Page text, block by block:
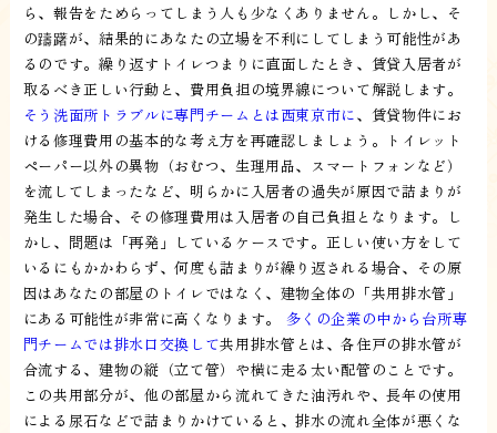
ら、報告をためらってしまう人も少なくありません。しかし、そ
の躊躇が、結果的にあなたの立場を不利にしてしまう可能性があ
るのです。繰り返すトイレつまりに直面したとき、賃貸入居者が
取るべき正しい行動と、費用負担の境界線について解説します。
そう洗面所トラブルに専門チームとは西東京市に、賃貸物件にお
ける修理費用の基本的な考え方を再確認しましょう。トイレット
ペーパー以外の異物（おむつ、生理用品、スマートフォンなど）
を流してしまったなど、明らかに入居者の過失が原因で詰まりが
発生した場合、その修理費用は入居者の自己負担となります。し
かし、問題は「再発」しているケースです。正しい使い方をして
いるにもかかわらず、何度も詰まりが繰り返される場合、その原
因はあなたの部屋のトイレではなく、建物全体の「共用排水管」
にある可能性が非常に高くなります。
多くの企業の中から台所専
門チームでは排水口交換して共用排水管とは、各住戸の排水管が
合流する、建物の縦（立て管）や横に走る太い配管のことです。
この共用部分が、他の部屋から流れてきた油汚れや、長年の使用
による尿石などで詰まりかけていると、排水の流れ全体が悪くな